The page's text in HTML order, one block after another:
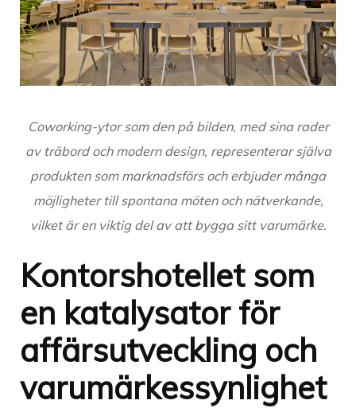
Coworking-ytor som den på bilden, med sina rader
av träbord och modern design, representerar själva
produkten som marknadsförs och erbjuder många
möjligheter till spontana möten och nätverkande,
vilket är en viktig del av att bygga sitt varumärke.
Kontorshotellet som
en katalysator för
affärsutveckling och
varumärkessynlighet